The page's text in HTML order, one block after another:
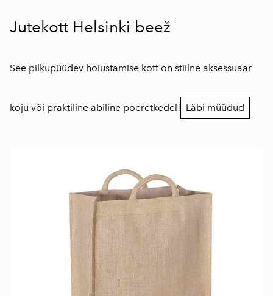
Jutekott Helsinki beež
See pilkupüüdev hoiustamise kott on stiilne aksessuaar
koju või praktiline abiline poeretkedel! Läbi müüdud